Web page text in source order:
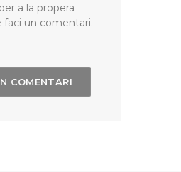
a la propera
faci un comentari.